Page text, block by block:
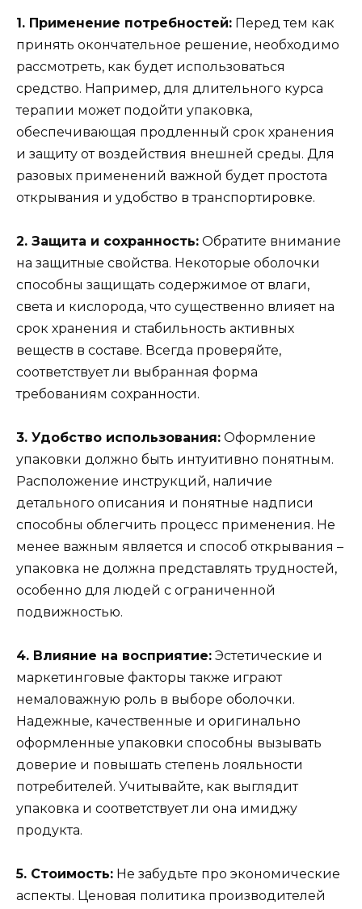
1. Применение потребностей: Перед тем как
принять окончательное решение, необходимо
рассмотреть, как будет использоваться
средство. Например, для длительного курса
терапии может подойти упаковка,
обеспечивающая продленный срок хранения
и защиту от воздействия внешней среды. Для
разовых применений важной будет простота
открывания и удобство в транспортировке.
2. Защита и сохранность: Обратите внимание
на защитные свойства. Некоторые оболочки
способны защищать содержимое от влаги,
света и кислорода, что существенно влияет на
срок хранения и стабильность активных
веществ в составе. Всегда проверяйте,
соответствует ли выбранная форма
требованиям сохранности.
3. Удобство использования: Оформление
упаковки должно быть интуитивно понятным.
Расположение инструкций, наличие
детального описания и понятные надписи
способны облегчить процесс применения. Не
менее важным является и способ открывания –
упаковка не должна представлять трудностей,
особенно для людей с ограниченной
подвижностью.
4. Влияние на восприятие: Эстетические и
маркетинговые факторы также играют
немаловажную роль в выборе оболочки.
Надежные, качественные и оригинально
оформленные упаковки способны вызывать
доверие и повышать степень лояльности
потребителей. Учитывайте, как выглядит
упаковка и соответствует ли она имиджу
продукта.
5. Стоимость: Не забудьте про экономические
аспекты. Ценовая политика производителей